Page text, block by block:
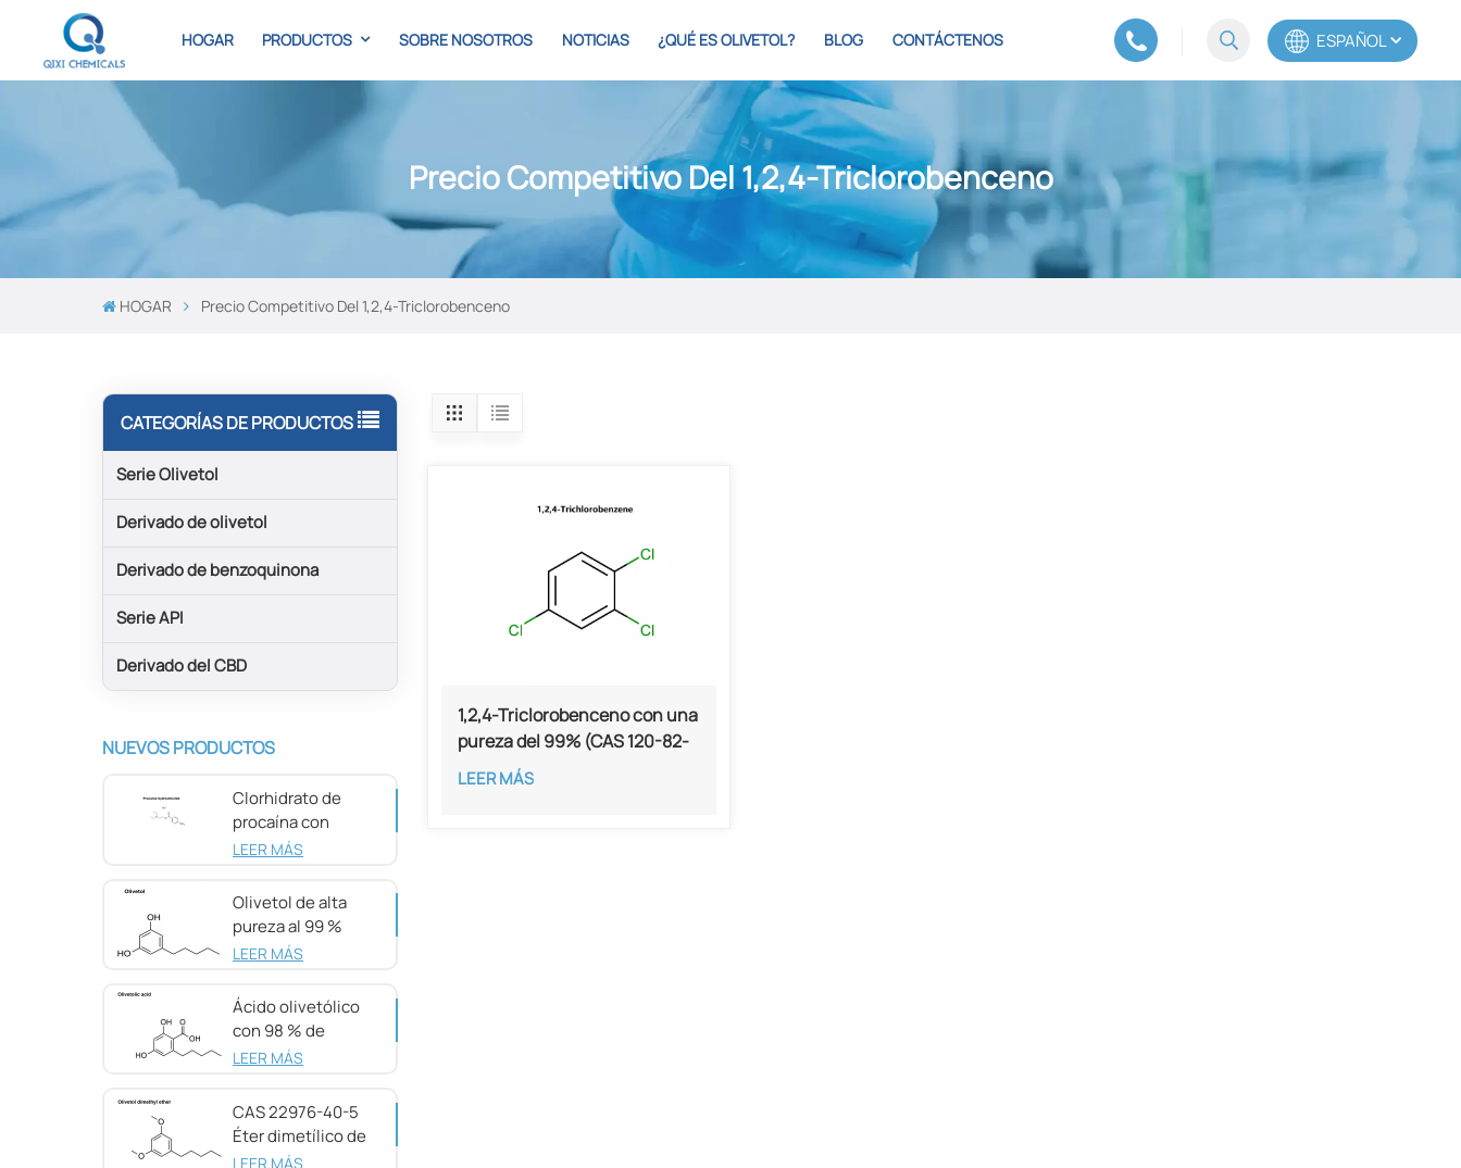
HOGAR PRODUCTOS SOBRE NOSOTROS NOTICIAS ¿QUÉ ES OLIVETOL? BLOG CONTÁCTENOS ESPAÑOL
Español
Precio Competitivo Del 1,2,4-Triclorobenceno
HOGAR Precio Competitivo Del 1,2,4-Triclorobenceno
CATEGORÍAS DE PRODUCTOS
Serie Olivetol
Derivado de olivetol
Derivado de benzoquinona
Serie API
Derivado del CBD
NUEVOS PRODUCTOS
Clorhidrato de
procaína con
pureza del 98 %
LEER MÁS
Olivetol de alta
pureza al 99 %
CAS 500-66-3
LEER MÁS
Ácido olivetólico
con 98 % de
pureza CAS 491-
LEER MÁS
CAS 22976-40-5
Éter dimetílico de
olivetol, 98 %
LEER MÁS
1,2,4-Triclorobenceno con una
pureza del 99% (CAS 120-82-
1)
LEER MÁS